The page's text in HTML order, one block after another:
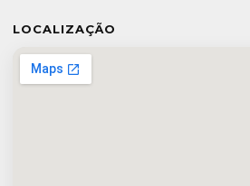
LOCALIZAÇÃO